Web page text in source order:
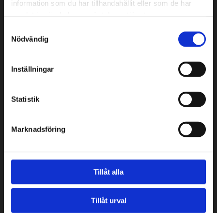
information som du har tillhandahållit eller som de har
Nödvändig
Inställningar
Statistik
Marknadsföring
Tillåt alla
Tillåt urval
• Ström: 32A
• Teknik: – Scaler TV-One C2-2855. HD-SDI,
SD-SDI, CV, RGB, HDMI/DVI.
• Aspect: 16:9
• Pixelkonfiguration: P8 SMD 8mm